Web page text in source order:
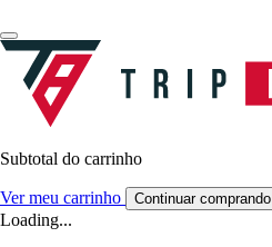
Subtotal do carrinho
Ver meu carrinho Continuar comprando
Loading...